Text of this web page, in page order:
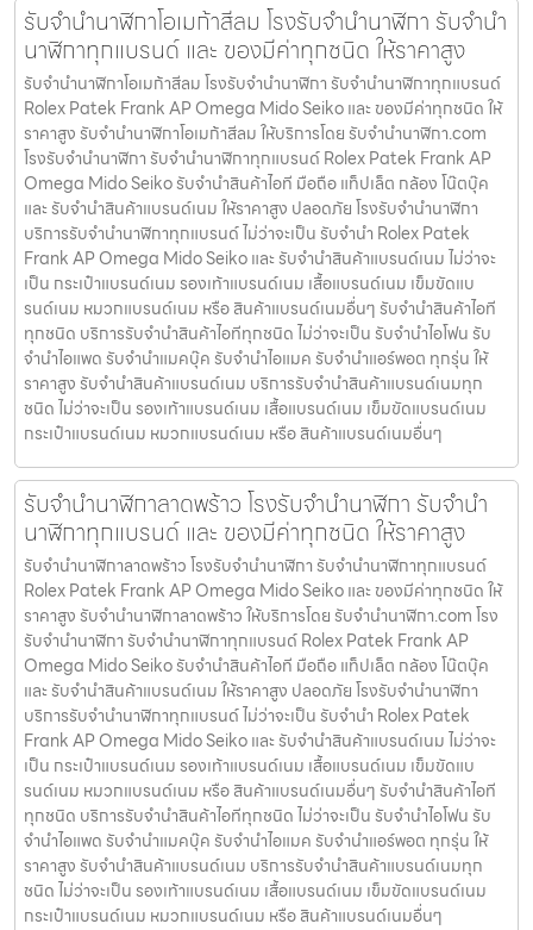
รับจำนำนาฬิกาโอเมก้าสีลม โรงรับจำนำนาฬิกา รับจำนำ
นาฬิกาทุกแบรนด์ และ ของมีค่าทุกชนิด ให้ราคาสูง
รับจำนำนาฬิกาโอเมก้าสีลม โรงรับจำนำนาฬิกา รับจำนำนาฬิกาทุกแบรนด์
Rolex Patek Frank AP Omega Mido Seiko และ ของมีค่าทุกชนิด ให้
ราคาสูง รับจำนำนาฬิกาโอเมก้าสีลม ให้บริการโดย รับจํานํานาฬิกา.com
โรงรับจำนำนาฬิกา รับจำนำนาฬิกาทุกแบรนด์ Rolex Patek Frank AP
Omega Mido Seiko รับจำนำสินค้าไอที มือถือ แท็ปเล็ต กล้อง โน๊ตบุ๊ค
และ รับจำนำสินค้าแบรนด์เนม ให้ราคาสูง ปลอดภัย โรงรับจำนำนาฬิกา
บริการรับจำนำนาฬิกาทุกแบรนด์ ไม่ว่าจะเป็น รับจำนำ Rolex Patek
Frank AP Omega Mido Seiko และ รับจำนำสินค้าแบรนด์เนม ไม่ว่าจะ
เป็น กระเป๋าแบรนด์เนม รองเท้าแบรนด์เนม เสื้อแบรนด์เนม เข็มขัดแบ
รนด์เนม หมวกแบรนด์เนม หรือ สินค้าแบรนด์เนมอื่นๆ รับจำนำสินค้าไอที
ทุกชนิด บริการรับจำนำสินค้าไอทีทุกชนิด ไม่ว่าจะเป็น รับจำนำไอโฟน รับ
จำนำไอแพด รับจำนำแมคบุ๊ค รับจำนำไอแมค รับจำนำแอร์พอต ทุกรุ่น ให้
ราคาสูง รับจำนำสินค้าแบรนด์เนม บริการรับจำนำสินค้าแบรนด์เนมทุก
ชนิด ไม่ว่าจะเป็น รองเท้าแบรนด์เนม เสื้อแบรนด์เนม เข็มขัดแบรนด์เนม
กระเป๋าแบรนด์เนม หมวกแบรนด์เนม หรือ สินค้าแบรนด์เนมอื่นๆ
รับจำนำนาฬิกาลาดพร้าว โรงรับจำนำนาฬิกา รับจำนำ
นาฬิกาทุกแบรนด์ และ ของมีค่าทุกชนิด ให้ราคาสูง
รับจำนำนาฬิกาลาดพร้าว โรงรับจำนำนาฬิกา รับจำนำนาฬิกาทุกแบรนด์
Rolex Patek Frank AP Omega Mido Seiko และ ของมีค่าทุกชนิด ให้
ราคาสูง รับจำนำนาฬิกาลาดพร้าว ให้บริการโดย รับจํานํานาฬิกา.com โรง
รับจำนำนาฬิกา รับจำนำนาฬิกาทุกแบรนด์ Rolex Patek Frank AP
Omega Mido Seiko รับจำนำสินค้าไอที มือถือ แท็ปเล็ต กล้อง โน๊ตบุ๊ค
และ รับจำนำสินค้าแบรนด์เนม ให้ราคาสูง ปลอดภัย โรงรับจำนำนาฬิกา
บริการรับจำนำนาฬิกาทุกแบรนด์ ไม่ว่าจะเป็น รับจำนำ Rolex Patek
Frank AP Omega Mido Seiko และ รับจำนำสินค้าแบรนด์เนม ไม่ว่าจะ
เป็น กระเป๋าแบรนด์เนม รองเท้าแบรนด์เนม เสื้อแบรนด์เนม เข็มขัดแบ
รนด์เนม หมวกแบรนด์เนม หรือ สินค้าแบรนด์เนมอื่นๆ รับจำนำสินค้าไอที
ทุกชนิด บริการรับจำนำสินค้าไอทีทุกชนิด ไม่ว่าจะเป็น รับจำนำไอโฟน รับ
จำนำไอแพด รับจำนำแมคบุ๊ค รับจำนำไอแมค รับจำนำแอร์พอต ทุกรุ่น ให้
ราคาสูง รับจำนำสินค้าแบรนด์เนม บริการรับจำนำสินค้าแบรนด์เนมทุก
ชนิด ไม่ว่าจะเป็น รองเท้าแบรนด์เนม เสื้อแบรนด์เนม เข็มขัดแบรนด์เนม
กระเป๋าแบรนด์เนม หมวกแบรนด์เนม หรือ สินค้าแบรนด์เนมอื่นๆ